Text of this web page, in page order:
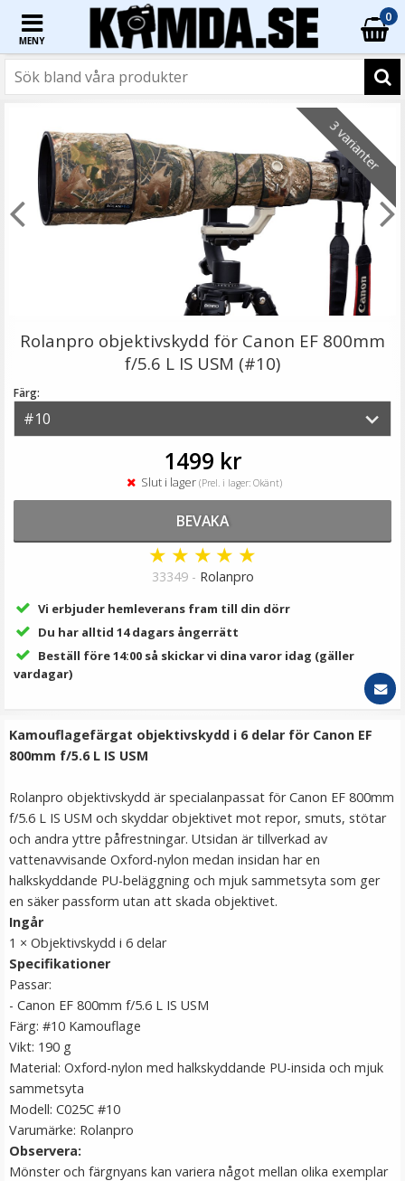
MENY
0
JJC Motljusskydd för Canon RF 50mm f/1.8 STM ers.
LÄGG I VARUKORG
JJC Motljusskydd för Canon RF 50mm f/1.8 STM
LÄGG I VARUKORG
JJC Skydd 2 i 1 för Canon EOS R10 R7 R5C R3 &
Speedlight blixtsko
99 kr
3 varianter
Rolanpro objektivskydd för Canon EF 800mm
f/5.6 L IS USM (#10)
Färg:
1499 kr
Slut i lager (Prel. i lager: Okänt)
BEVAKA
★ ★ ★ ★ ★
33349 - Rolanpro
Vi erbjuder hemleverans fram till din dörr
Du har alltid 14 dagars ångerrätt
Beställ före 14:00 så skickar vi dina varor idag (gäller
vardagar)
Kamouflagefärgat objektivskydd i 6 delar för Canon EF
800mm f/5.6 L IS USM
Rolanpro objektivskydd är specialanpassat för Canon EF 800mm
f/5.6 L IS USM och skyddar objektivet mot repor, smuts, stötar
och andra yttre påfrestningar. Utsidan är tillverkad av
vattenavvisande Oxford-nylon medan insidan har en
halkskyddande PU-beläggning och mjuk sammetsyta som ger
en säker passform utan att skada objektivet.
Ingår
1 × Objektivskydd i 6 delar
Specifikationer
Passar:
- Canon EF 800mm f/5.6 L IS USM
Färg: #10 Kamouflage
Vikt: 190 g
Material: Oxford-nylon med halkskyddande PU-insida och mjuk
sammetsyta
Modell: C025C #10
Varumärke: Rolanpro
Observera:
Mönster och färgnyans kan variera något mellan olika exemplar